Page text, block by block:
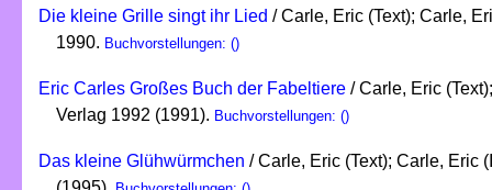
Die kleine Grille singt ihr Lied / Carle, Eric (Text); Carle,
1990. Buchvorstellungen: ()
Eric Carles Großes Buch der Fabeltiere / Carle, Eric
Verlag 1992 (1991). Buchvorstellungen: ()
Das kleine Glühwürmchen / Carle, Eric (Text); Carle, Eric